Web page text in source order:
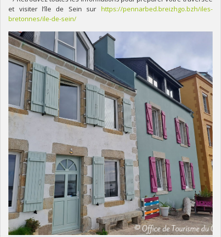
et visiter l’île de Sein sur https://pennarbed.breizhgo.bzh/iles-
bretonnes/ile-de-sein/